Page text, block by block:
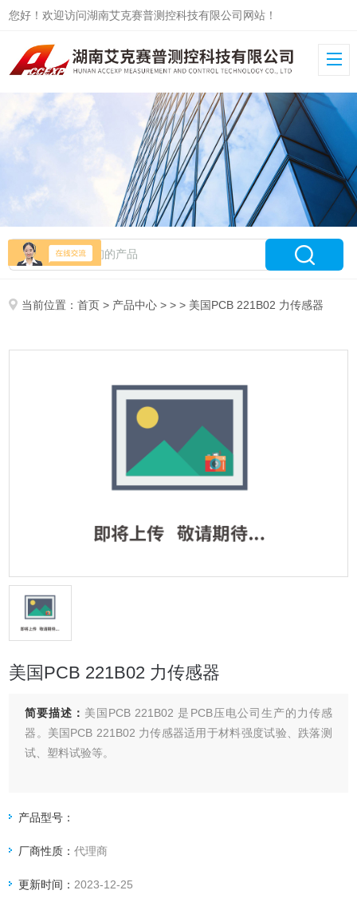
您好！欢迎访问湖南艾克赛普测控科技有限公司网站！
当前位置：首页 > 产品中心 > > > 美国PCB 221B02 力传感器
美国PCB 221B02 力传感器
简要描述： 美国PCB 221B02 是PCB压电公司生产的力传感
器。美国PCB 221B02 力传感器适用于材料强度试验、跌落测
试、塑料试验等。
产品型号：
厂商性质：代理商
更新时间： 2023-12-25